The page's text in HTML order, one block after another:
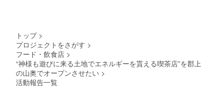
トップ >
プロジェクトをさがす >
フード・飲食店 >
“神様も遊びに来る土地でエネルギーを貰える喫茶店”を郡上
の山奥でオープンさせたい >
活動報告一覧